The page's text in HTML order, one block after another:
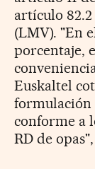
artículo
(LMV). "En
porcentaje,
Euskaltel
formulación
conforme a
RD de